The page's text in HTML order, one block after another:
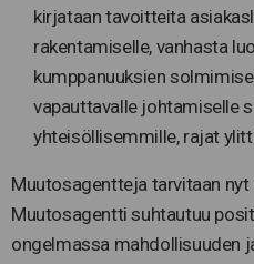
kirjataan tavoitteita
rakentamiselle, vanhasta
kumppanuuksien
vapauttavalle johtamiselle
yhteisöllisemmille, rajat
Muutosagentteja tarvitaan nyt
Muutosagentti suhtautuu
ongelmassa mahdollisuuden